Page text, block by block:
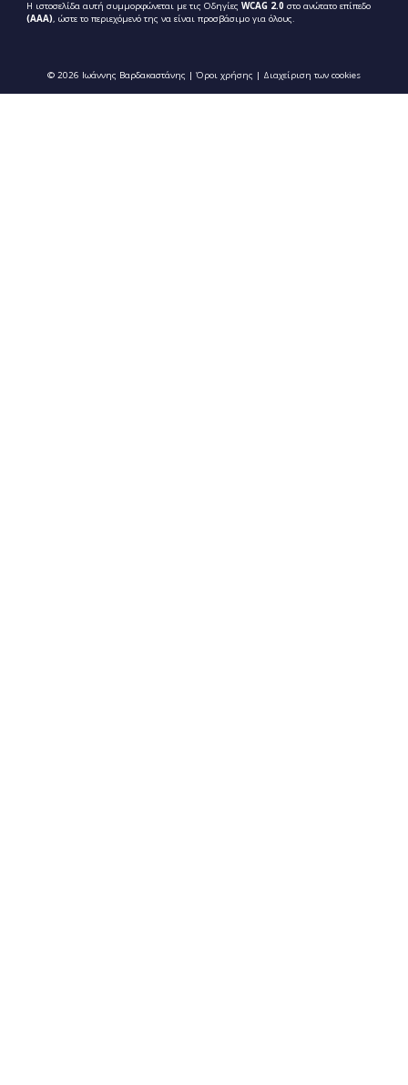
Η ιστοσελίδα αυτή συμμορφώνεται με τις Οδηγίες WCAG 2.0στο ανώτατο επίπεδο
(ΑΑΑ), ώστε το περιεχόμενό της να είναι προσβάσιμο για όλους.
© 2026 Ιωάννης Βαρδακαστάνης | Όροι χρήσης | Διαχείριση των cookies